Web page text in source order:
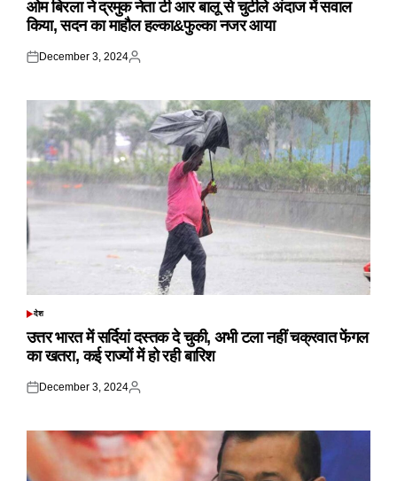
ओम बिरला ने द्रमुक नेता टी आर बालू से चुटीले अंदाज में सवाल
किया, सदन का माहौल हल्का&फुल्का नजर आया
Posted
December 3, 2024
Posted
POSTED
देश
उत्तर भारत में सर्दियां दस्तक दे चुकी, अभी टला नहीं चक्रवात फेंगल
का खतरा, कई राज्यों में हो रही बारिश
Posted
December 3, 2024
Posted